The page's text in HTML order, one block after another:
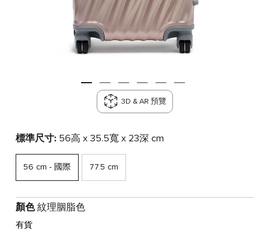
3D & AR 預覽
標準尺寸: 56高 x 35.5寬 x 23深 cm
56 cm - 國際 77.5 cm
顏色 紋理胭脂色
有貨